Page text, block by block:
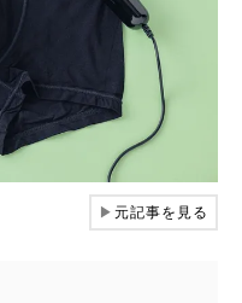
▶元記事を見る